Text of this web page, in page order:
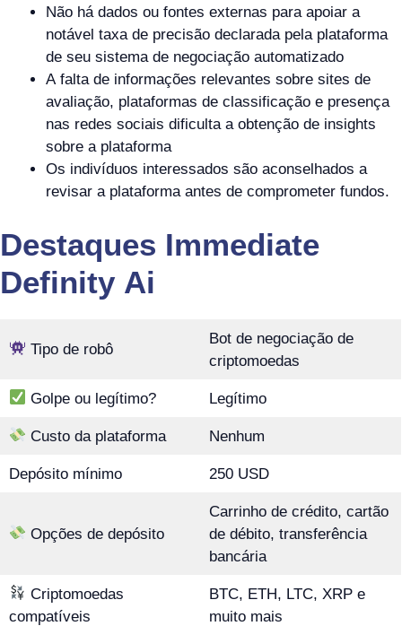
Não há dados ou fontes externas para apoiar a
notável taxa de precisão declarada pela plataforma
de seu sistema de negociação automatizado
A falta de informações relevantes sobre sites de
avaliação, plataformas de classificação e presença
nas redes sociais dificulta a obtenção de insights
sobre a plataforma
Os indivíduos interessados ​​são aconselhados a
revisar a plataforma antes de comprometer fundos.
Destaques Immediate
Definity Ai
Tipo de robô
Bot de negociação de
criptomoedas
Golpe ou legítimo? Legítimo
Custo da plataforma Nenhum
Depósito mínimo 250 USD
Opções de depósito
Carrinho de crédito, cartão
de débito, transferência
bancária
Criptomoedas
compatíveis
BTC, ETH, LTC, XRP e
muito mais